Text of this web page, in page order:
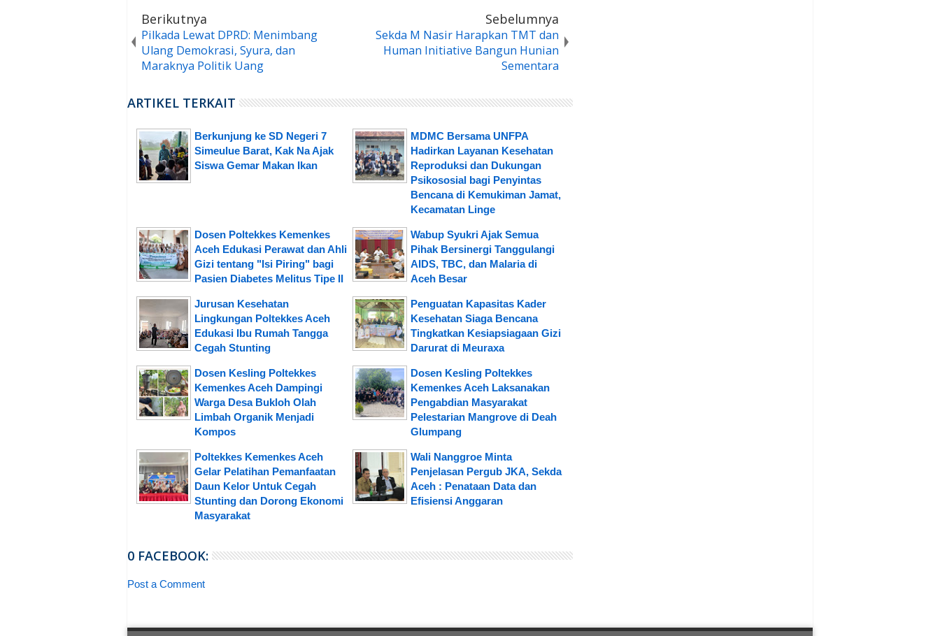
Berikutnya
Pilkada Lewat DPRD: Menimbang
Ulang Demokrasi, Syura, dan
Maraknya Politik Uang
Sebelumnya
Sekda M Nasir Harapkan TMT dan
Human Initiative Bangun Hunian
Sementara
ARTIKEL TERKAIT
Berkunjung ke SD Negeri 7
Simeulue Barat, Kak Na Ajak
Siswa Gemar Makan Ikan
MDMC Bersama UNFPA
Hadirkan Layanan Kesehatan
Reproduksi dan Dukungan
Psikososial bagi Penyintas
Bencana di Kemukiman Jamat,
Kecamatan Linge
Dosen Poltekkes Kemenkes
Aceh Edukasi Perawat dan Ahli
Gizi tentang "Isi Piring" bagi
Pasien Diabetes Melitus Tipe II
Wabup Syukri Ajak Semua
Pihak Bersinergi Tanggulangi
AIDS, TBC, dan Malaria di
Aceh Besar
Jurusan Kesehatan
Lingkungan Poltekkes Aceh
Edukasi Ibu Rumah Tangga
Cegah Stunting
Penguatan Kapasitas Kader
Kesehatan Siaga Bencana
Tingkatkan Kesiapsiagaan Gizi
Darurat di Meuraxa
Dosen Kesling Poltekkes
Kemenkes Aceh Dampingi
Warga Desa Bukloh Olah
Limbah Organik Menjadi
Kompos
Dosen Kesling Poltekkes
Kemenkes Aceh Laksanakan
Pengabdian Masyarakat
Pelestarian Mangrove di Deah
Glumpang
Poltekkes Kemenkes Aceh
Gelar Pelatihan Pemanfaatan
Daun Kelor Untuk Cegah
Stunting dan Dorong Ekonomi
Masyarakat
Wali Nanggroe Minta
Penjelasan Pergub JKA, Sekda
Aceh : Penataan Data dan
Efisiensi Anggaran
0 FACEBOOK:
Post a Comment